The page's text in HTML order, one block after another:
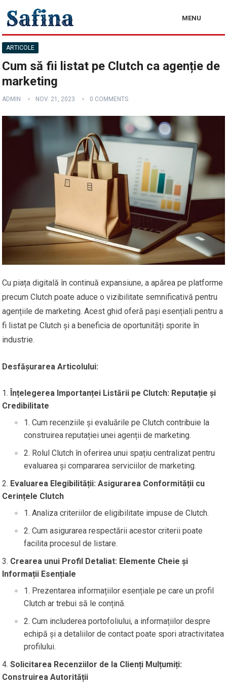
MENU
ARTICOLE
Cum să fii listat pe Clutch ca agenție de
marketing
ADMIN NOV. 21, 2023 0 COMMENTS
Cu piața digitală în continuă expansiune, a apărea pe platforme
precum Clutch poate aduce o vizibilitate semnificativă pentru
agențiile de marketing. Acest ghid oferă pași esențiali pentru a
fi listat pe Clutch și a beneficia de oportunități sporite în
industrie.
Desfășurarea Articolului:
Înțelegerea Importanței Listării pe Clutch: Reputație și
Credibilitate
Cum recenziile și evaluările pe Clutch contribuie la
construirea reputației unei agenții de marketing.
Rolul Clutch în oferirea unui spațiu centralizat pentru
evaluarea și compararea serviciilor de marketing.
Evaluarea Elegibilității: Asigurarea Conformității cu
Cerințele Clutch
Analiza criteriilor de eligibilitate impuse de Clutch.
Cum asigurarea respectării acestor criterii poate
facilita procesul de listare.
Crearea unui Profil Detaliat: Elemente Cheie și
Informații Esențiale
Prezentarea informațiilor esențiale pe care un profil
Clutch ar trebui să le conțină.
Cum includerea portofoliului, a informațiilor despre
echipă și a detaliilor de contact poate spori atractivitatea
profilului.
Solicitarea Recenziilor de la Clienți Mulțumiți:
Construirea Autorității